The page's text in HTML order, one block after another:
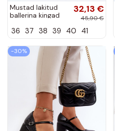
Mustad lakitud
ballerina kingad
pandlaga
32,13 €
45,90 €
36 37 38 39 40 41
−30%